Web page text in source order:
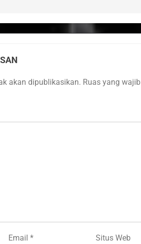
akan dipublikasikan. Ruas yang wajib
Email* Situs Web